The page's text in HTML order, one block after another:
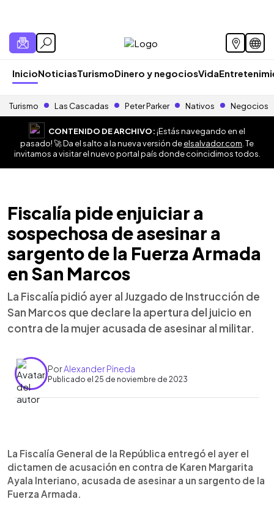
InicioNoticiasTurismoDinero y negociosVida
Turismo Las Cascadas Peter Parker Nativos Negocios
CONTENIDO DE ARCHIVO:¡Estás navegando en el
pasado! 🚀 Da el salto a la nueva versión deelsalvador.com . Te
invitamos a visitar el nuevo portal país donde coincidimos todos.
Fiscalía pide enjuiciar a
sospechosa de asesinar a
sargento de la Fuerza Armada
en San Marcos
La Fiscalía pidió ayer al Juzgado de Instrucción de
San Marcos que declare la apertura del juicio en
contra de la mujer acusada de asesinar al militar.
PorAlexander Pineda
Publicado el 25 de noviembre de 2023
► Escuchar artículo
La Fiscalía General de la República entregó el ayer el
dictamen de acusación en contra de Karen Margarita
Ayala Interiano, acusada de asesinar a un sargento de la
Fuerza Armada.